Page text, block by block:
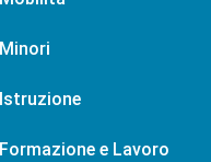
Minori
Istruzione
Formazione e Lavoro